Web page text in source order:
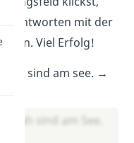
Antworten mit der
Viel Erfolg!
sind am see. →
Sarah sind am See.